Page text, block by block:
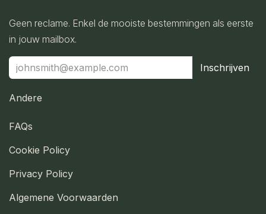
Geen reclame. Enkel de mooiste bestemmingen als eerste
in jouw mailbox.
Inschrijven
Andere
FAQs
Cookie Policy
Privacy Policy
Algemene Voorwaarden